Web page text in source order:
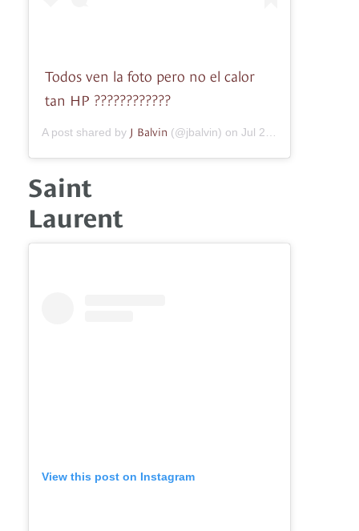
Todos ven la foto pero no el calor
tan HP ????????????
A post shared by J Balvin (@jbalvin) on Jul 20, 2019 at 12:01pm PDT
Saint
Laurent
View this post on Instagram